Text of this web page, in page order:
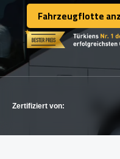
FLOTTE
KONTAKTIEREN SIE
KONTAKTIEREN SIE
Fahrzeugflotte
Fahrzeugflotte
Zertifiziert von: